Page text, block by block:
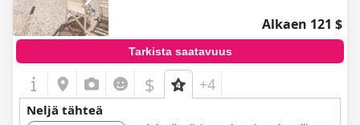
Alkaen 121 $
Tarkista saatavuus
$ +4
Neljä tähteä